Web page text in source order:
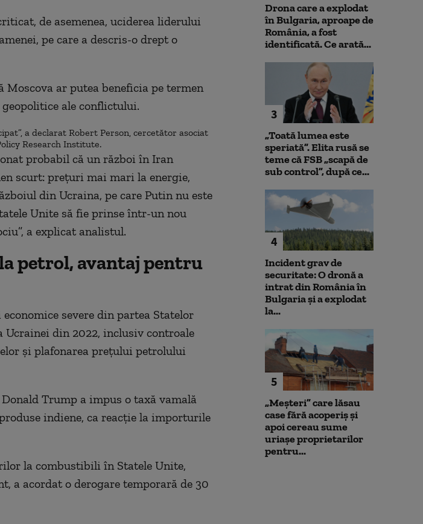
de asemenea, uciderea liderului
pe care a descris-o drept o
Moscova ar putea beneficia pe termen
ale conflictului.
a declarat Robert Person, cercetător asociat
Research Institute.
probabil că un război în Iran
scurt: prețuri mai mari la energie,
din Ucraina, pe care Putin nu este
Unite să fie prinse într-un nou
a explicat analistul.
petrol, avantaj pentru
severe din partea Statelor
din 2022, inclusiv controale
și plafonarea prețului petrolului
Trump a impus o taxă vamală
indiene, ca reacție la importurile
la combustibili în Statele Unite,
a acordat o derogare temporară de 30
Drona care a explodat
în Bulgaria, aproape de
România, a fost
identificată. Ce arată...
3
„Toată lumea este
speriată”. Elita rusă se
teme că FSB „scapă de
sub control”, după ce...
4
Incident grav de
securitate: O dronă a
intrat din România în
Bulgaria şi a explodat
la...
5
„Meșteri” care lăsau
case fără acoperiș și
apoi cereau sume
uriașe proprietarilor
pentru...